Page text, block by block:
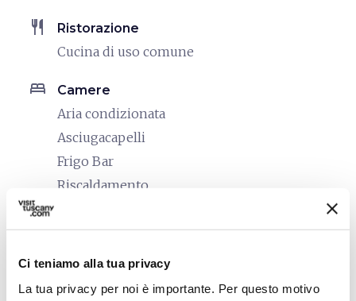
Ci teniamo alla tua privacy
La tua privacy per noi è importante. Per questo motivo
restaurant Ristorazione
Cucina di uso comune
bed Camere
Aria condizionata
Asciugacapelli
Frigo Bar
Riscaldamento
local_parking
celebration Attività